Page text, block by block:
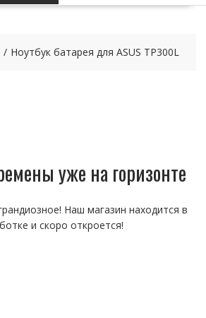
Ноутбук батарея для ASUS TP300L
уже на горизонте
Наш магазин находится в
и скоро откроется!